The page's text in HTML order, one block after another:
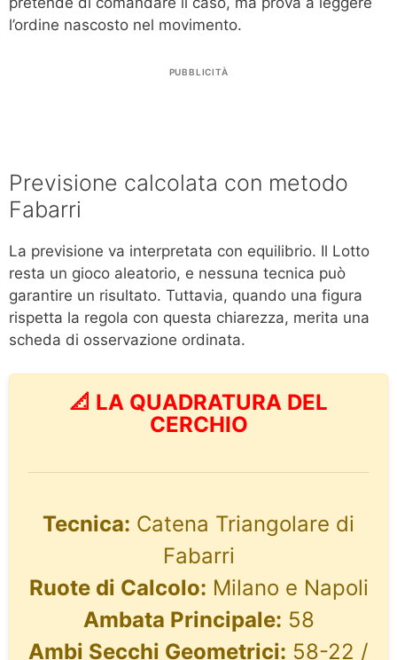
l’ordine nascosto nel movimento.
PUBBLICITÀ
Previsione calcolata con metodo
Fabarri
La previsione va interpretata con equilibrio. Il Lotto
resta un gioco aleatorio, e nessuna tecnica può
garantire un risultato. Tuttavia, quando una figura
rispetta la regola con questa chiarezza, merita una
scheda di osservazione ordinata.
📐 LA QUADRATURA DEL
CERCHIO
Tecnica: Catena Triangolare di
Fabarri
Ruote di Calcolo: Milano e Napoli
Ambata Principale: 58
Ambi Secchi Geometrici: 58-22 /